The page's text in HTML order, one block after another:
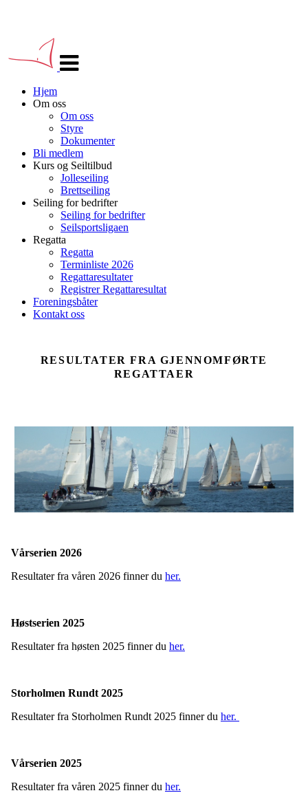
navigasjon
Hjem
Om oss
Om oss
Styre
Dokumenter
Bli medlem
Kurs og Seiltilbud
Jolleseiling
Brettseiling
Seiling for bedrifter
Seiling for bedrifter
Seilsportsligaen
Regatta
Regatta
Terminliste 2026
Regattaresultater
Registrer Regattaresultat
Foreningsbåter
Kontakt oss
RESULTATER FRA GJENNOMFØRTE
REGATTAER
Vårserien 2026
Resultater fra våren 2026 finner du her.
Høstserien 2025
Resultater fra høsten 2025 finner du her.
Storholmen Rundt 2025
Resultater fra Storholmen Rundt 2025 finner du her.
Vårserien 2025
Resultater fra våren 2025 finner du her.